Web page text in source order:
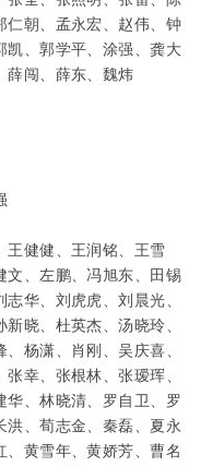
仁朝、孟永宏、赵伟、钟
凯、郭学平、涂强、龚大
薛闯、薛东、魏炜
王健健、王润铭、王雪
文、左鹏、冯旭东、田锡
华、刘虎虎、刘晨光、
晓、杜英杰、汤晓玲、
杨潇、肖刚、吴庆喜、
幸、张根林、张瑷珲、
华、林晓清、罗自卫、罗
洪、荀志金、秦磊、夏永
黄雪年、黄娇芳、曹名